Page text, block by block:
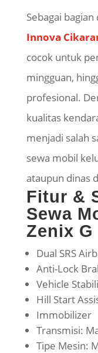
Sebagai
Innova
cocok untuk
mingguan,
profesional.
kualitas
menjadi salah
sewa mobil
ataupun dinas
Fitur &
Sewa
Zenix G
Dual SRS
Anti-Lock
Vehicle
Hill Start
Immobilizer
Transmisi:
Tipe Mesin: